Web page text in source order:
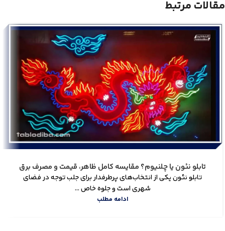
مقالات مرتبط
تابلو نئون یا چلنیوم؟ مقایسه کامل ظاهر، قیمت و مصرف برق
تابلو نئون یکی از انتخاب‌های پرطرفدار برای جلب توجه در فضای
شهری است و جلوه خاص ...
ادامه مطلب